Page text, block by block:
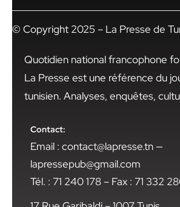
© Copyright 2025 – La Presse de
Quotidien national francophone
La Presse est une référence du
tunisien. Analyses, enquêtes,
Contact:
Email : contact@lapresse.tn —
lapressepub@gmail.com
Tél. : 71 240 178 – Fax : 71 332